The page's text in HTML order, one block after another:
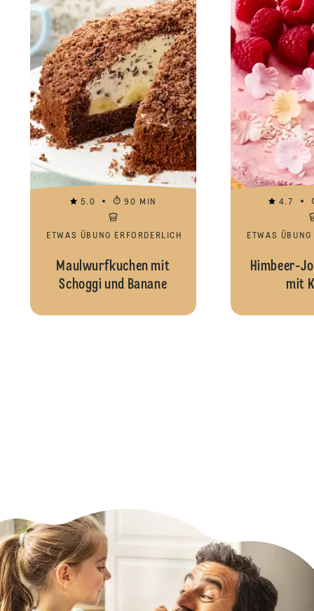
5.0 90 MIN
ETWAS ÜBUNG ERFORDERLICH
Maulwurfkuchen mit
Schoggi und Banane
4.7
ETWAS
Himbeer-
mit